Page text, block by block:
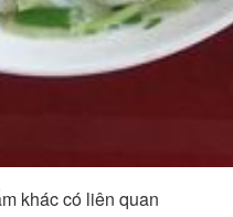
khác có liên quan